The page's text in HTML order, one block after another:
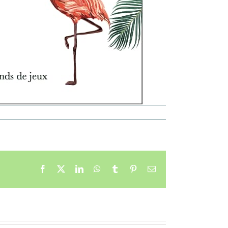
Facebook LinkedInWhatsApp
Tumblr PinterestEmail